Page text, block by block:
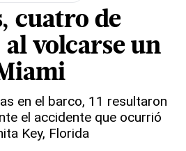
cuatro de
al volcarse un
en el barco, 11 resultaron
el accidente que ocurrió
Key, Florida